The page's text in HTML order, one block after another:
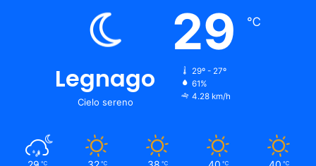
Legnago
Cielo sereno
29 ℃
29º - 27º
61%
4.28 km/h
℃ ℃ ℃ ℃ ℃